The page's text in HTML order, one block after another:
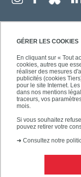
GÉRER LES COOKIES
En cliquant sur « Tout
cookies, autres que
réaliser des mesures
publicités (cookies
pour le site Internet.
dans nos mentions
traceurs, vos
mois.
Si vous souhaitez
pouvez retirer votre
➜ Consultez notre